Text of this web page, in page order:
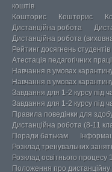
коштів
Кошторис
Кошторис
Дистанційна робота
Дистанційна робота
Рейтинг досягнень студентів
Атестація педагогічних
Навчання в умовах
Навчання в умовах
Завдання для 1-2 курсу під
Завдання для 1-2 курсу під
Правила поведінки для
Дистанційна робота (8-11
Поради батькам
Розклад тренувальних
Розклад освітнього процесу
Положення про дистанційну